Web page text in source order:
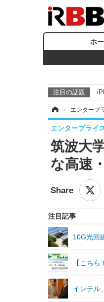
ホ
注目の話題
› エンタープ
筑波大
な高速
エンタープライ
注目記事
10G光回
【こち
インテル